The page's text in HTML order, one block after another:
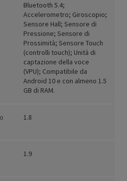
Bluetooth 5.4;
Accelerometro; Giroscopio;
Sensore Hall; Sensore di
Pressione; Sensore di
Prossimità; Sensore Touch
(controlli touch); Unità di
captazione della voce
(VPU); Compatibile da
Android 10 e con almeno 1.5
GB di RAM.
1.8
1.9